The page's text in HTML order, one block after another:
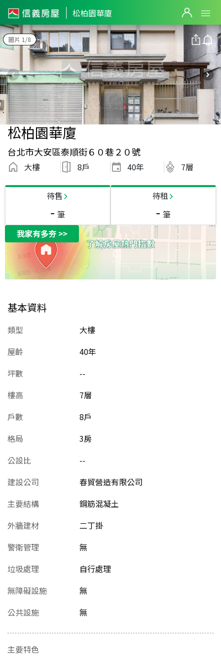
松柏園華廈
圖片 1/8
松柏園華廈
台北市大安區泰順街６０巷２０號
大樓 8戶 40年 7層
待售
- 筆
待租
- 筆
我家有多夯>>
基本資料
類型
大樓
屋齡
40年
坪數
--
樓高
7層
戶數
8戶
格局
3房
公設比
--
建設公司
春貿營造有限公司
主要結構
鋼筋混凝土
外牆建材
二丁掛
警衛管理
無
垃圾處理
自行處理
無障礙設施
無
公共設施
無
主要特色